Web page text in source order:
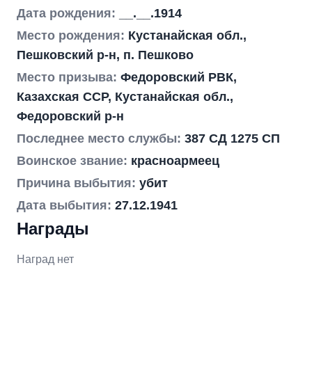
Дата рождения:
__.__.1914
Место рождения: Кустанайская обл.,
Пешковский р-н, п. Пешково
Место призыва: Федоровский РВК,
Казахская ССР, Кустанайская обл.,
Федоровский р-н
Последнее место службы: 387 СД 1275 СП
Воинское звание: красноармеец
Причина выбытия: убит
Дата выбытия: 27.12.1941
Награды
Наград нет